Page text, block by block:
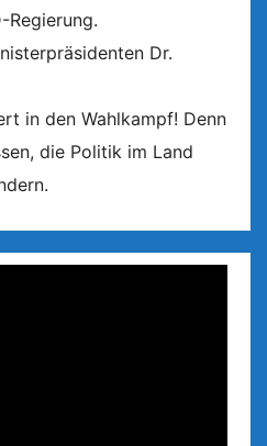
Regierung.
Dr.
in den Wahlkampf! Denn
die Politik im Land